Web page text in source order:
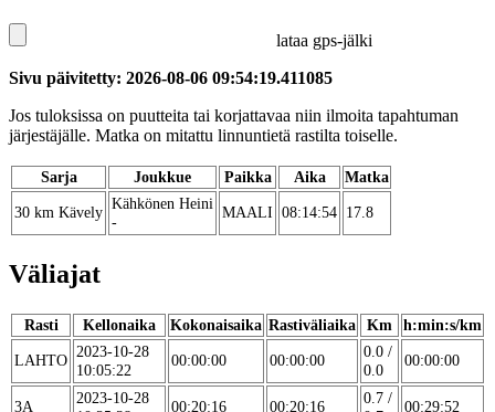
lataa gps-jälki
Sivu päivitetty: 2026-08-06 09:54:19.411085
Jos tuloksissa on puutteita tai korjattavaa niin ilmoita tapahtuman
järjestäjälle. Matka on mitattu linnuntietä rastilta toiselle.
Sarja Joukkue Paikka Aika
Matka
30 km Kävely Kähkönen Heini
-
MAALI 08:14:54 17.8
Väliajat
Rasti Kellonaika Kokonaisaika Rastiväliaika Km
h:min:s/km
LAHTO 2023-10-28
10:05:22
00:00:00 00:00:00
0.0 /
0.0
00:00:00
3A
2023-10-28
00:20:16 00:20:16
0.7 /
00:29:52